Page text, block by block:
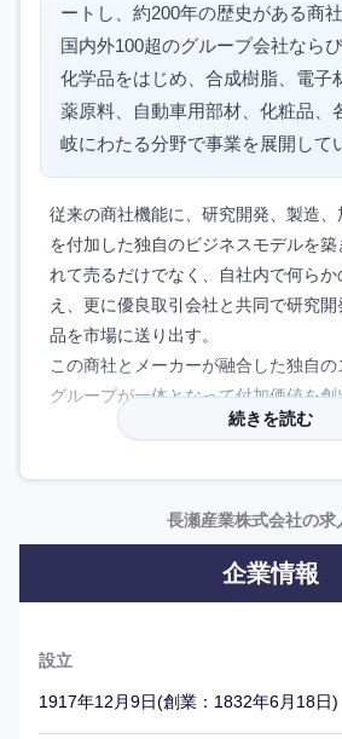
ートし、約200年の歴史がある商社
国内外100超のグループ会社なら
化学品をはじめ、合成樹脂、電子
薬原料、自動車用部材、化粧品、
岐にわたる分野で事業を展開して
従来の商社機能に、研究開発、製造
を付加した独自のビジネスモデルを築
れて売るだけでなく、自社内で何ら
え、更に優良取引会社と共同で研究
品を市場に送り出す。
この商社とメーカーが融合した独自の
グループが一体となって付加価値を創
ている人が多く、理系人材が半数程
事業部を超えた横の連携を強める目
や、サンダル・短パン以外ならジーン
スコードフリー制度（人事の方もジ
追求している。
続きを読む
長瀬産業株式会社の
企業情報
設立
1917年12月9日(創業：1832年6月18日)